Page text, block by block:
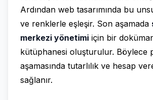
Ardından web tasarımında bu
ve renklerle eşleşir. Son aşamada
merkezi yönetimi için bir
kütüphanesi oluşturulur. Böylece
aşamasında tutarlılık ve hesap
sağlanır.